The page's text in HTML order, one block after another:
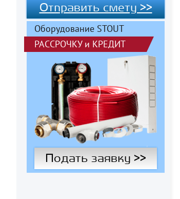
Отправить смету >>
Оборудование STOUT
РАССРОЧКУи КРЕДИТ
Подать заявку >>